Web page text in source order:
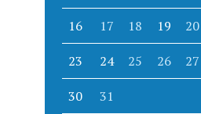
16 17 18 19 20
23 24 25 26 27
30 31